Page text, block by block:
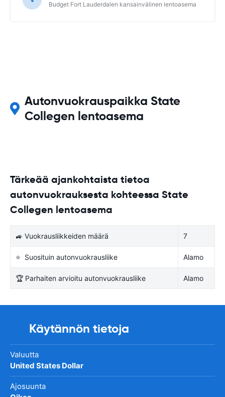
Budget Fort Lauderdalen kansainvälinen lentoasema
Autonvuokrauspaikka State
Collegen lentoasema
Tärkeää ajankohtaista tietoa
autonvuokrauksesta kohteessa State
Collegen lentoasema
🚙 Vuokrausliikkeiden määrä 7
⭐ Suosituin autonvuokrausliike Alamo
🏆 Parhaiten arvioitu autonvuokrausliike Alamo
Käytännön tietoja
Valuutta
United States Dollar
Ajosuunta